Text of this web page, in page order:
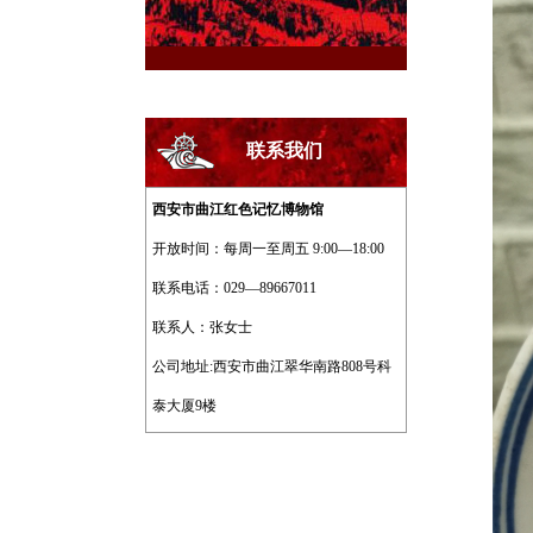
联系我们
西安市曲江红色记忆博物馆
开放时间：每周一至周五 9:00—18:00
联系电话：029—89667011
联系人：张女士
公司地址:西安市曲江翠华南路808号科
泰大厦9楼